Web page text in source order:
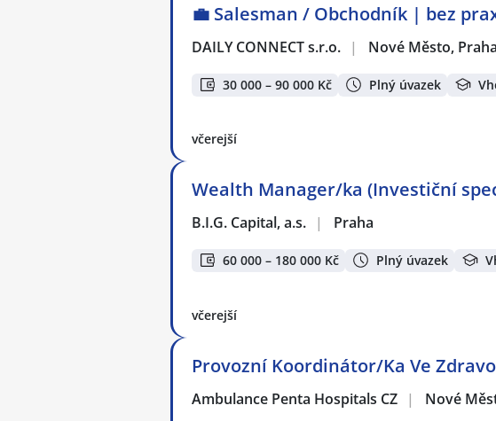
💼 Salesman / Obchodník | bez
DAILY CONNECT s.r.o. | Nové Město, Praha
30 000 – 90 000 Kč Plný úvazek
včerejší
Wealth Manager/ka (Investiční
B.I.G. Capital, a.s. | Praha
60 000 – 180 000 Kč Plný úvazek
včerejší
Provozní Koordinátor/Ka Ve
Ambulance Penta Hospitals CZ | Nové